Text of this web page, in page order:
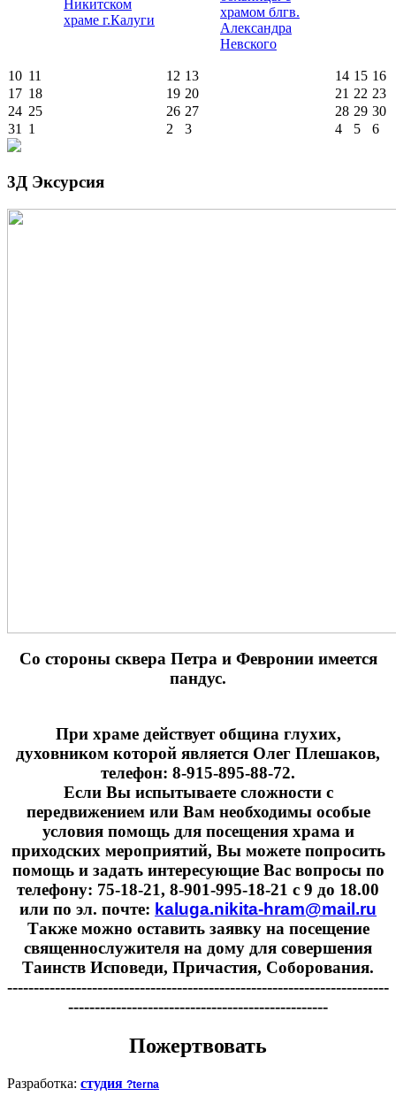
Никитском
храме г.Калуги
храмом блгв.
Александра
Невского
10 11 12 13 14 15 16
17 18 19 20 21 22 23
24 25 26 27 28 29 30
31
1 2 3 4 5 6
3Д Эксурсия
Cо стороны сквера Петра и Февронии имеется
пандус.
При храме действует община глухих,
духовником которой является Олег Плешаков,
телефон: 8-915-895-88-72.
Если Вы испытываете сложности с
передвижением или Вам необходимы особые
условия помощь для посещения храма и
приходских мероприятий, Вы можете попросить
помощь и задать интересующие Вас вопросы по
телефону: 75-18-21, 8-901-995-18-21 с 9 до 18.00
или по эл. почте: kaluga.nikita-hram@mail.ru
Также можно оставить заявку на посещение
священнослужителя на дому для совершения
Таинств Исповеди, Причастия, Соборования.
------------------------------------------------------------------------
-------------------------------------------------
Пожертвовать
Разработка: студия ?terna